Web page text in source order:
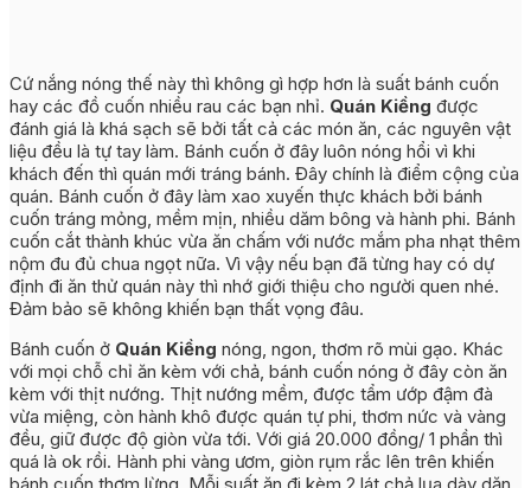
Cứ nắng nóng thế này thì không gì hợp hơn là suất bánh cuốn
hay các đồ cuốn nhiều rau các bạn nhỉ. Quán Kiềng được
đánh giá là khá sạch sẽ bởi tất cả các món ăn, các nguyên vật
liệu đều là tự tay làm. Bánh cuốn ở đây luôn nóng hổi vì khi
khách đến thì quán mới tráng bánh. Đây chính là điểm cộng của
quán. Bánh cuốn ở đây làm xao xuyến thực khách bởi bánh
cuốn tráng mỏng, mềm mịn, nhiều dăm bông và hành phi. Bánh
cuốn cắt thành khúc vừa ăn chấm với nước mắm pha nhạt thêm
nộm đu đủ chua ngọt nữa. Vì vậy nếu bạn đã từng hay có dự
định đi ăn thử quán này thì nhớ giới thiệu cho người quen nhé.
Đảm bảo sẽ không khiến bạn thất vọng đâu.
Bánh cuốn ở Quán Kiềng nóng, ngon, thơm rõ mùi gạo. Khác
với mọi chỗ chỉ ăn kèm với chả, bánh cuốn nóng ở đây còn ăn
kèm với thịt nướng. Thịt nướng mềm, được tẩm ướp đậm đà
vừa miệng, còn hành khô được quán tự phi, thơm nức và vàng
đều, giữ được độ giòn vừa tới. Với giá 20.000 đồng/ 1 phần thì
quá là ok rồi. Hành phi vàng ươm, giòn rụm rắc lên trên khiến